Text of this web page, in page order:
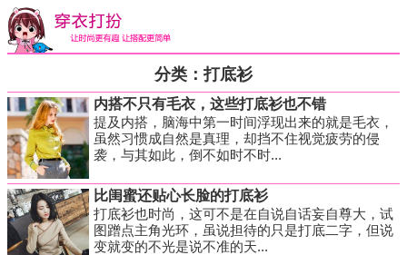
分类：打底衫
内搭不只有毛衣，这些打底衫也不错
提及内搭，脑海中第一时间浮现出来的就是毛衣，
虽然习惯成自然是真理，却挡不住视觉疲劳的侵
袭，与其如此，倒不如时不时...
比闺蜜还贴心长脸的打底衫
打底衫也时尚，这可不是在自说自话妄自尊大，试
图蹭点主角光环，虽说担待的只是打底二字，但说
变就变的不光是说不准的天...